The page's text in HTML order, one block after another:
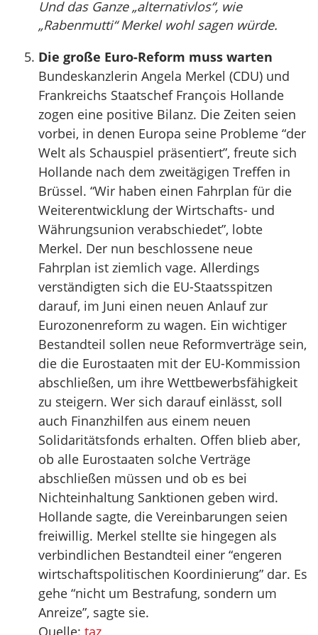
Und das Ganze „alternativlos“, wie
„Rabenmutti“ Merkel wohl sagen würde.
Die große Euro-Reform muss warten
Bundeskanzlerin Angela Merkel (CDU) und
Frankreichs Staatschef François Hollande
zogen eine positive Bilanz. Die Zeiten seien
vorbei, in denen Europa seine Probleme “der
Welt als Schauspiel präsentiert”, freute sich
Hollande nach dem zweitägigen Treffen in
Brüssel. “Wir haben einen Fahrplan für die
Weiterentwicklung der Wirtschafts- und
Währungsunion verabschiedet”, lobte
Merkel. Der nun beschlossene neue
Fahrplan ist ziemlich vage. Allerdings
verständigten sich die EU-Staatsspitzen
darauf, im Juni einen neuen Anlauf zur
Eurozonenreform zu wagen. Ein wichtiger
Bestandteil sollen neue Reformverträge sein,
die die Eurostaaten mit der EU-Kommission
abschließen, um ihre Wettbewerbsfähigkeit
zu steigern. Wer sich darauf einlässt, soll
auch Finanzhilfen aus einem neuen
Solidaritätsfonds erhalten. Offen blieb aber,
ob alle Eurostaaten solche Verträge
abschließen müssen und ob es bei
Nichteinhaltung Sanktionen geben wird.
Hollande sagte, die Vereinbarungen seien
freiwillig. Merkel stellte sie hingegen als
verbindlichen Bestandteil einer “engeren
wirtschaftspolitischen Koordinierung” dar. Es
gehe “nicht um Bestrafung, sondern um
Anreize”, sagte sie.
Quelle: taz